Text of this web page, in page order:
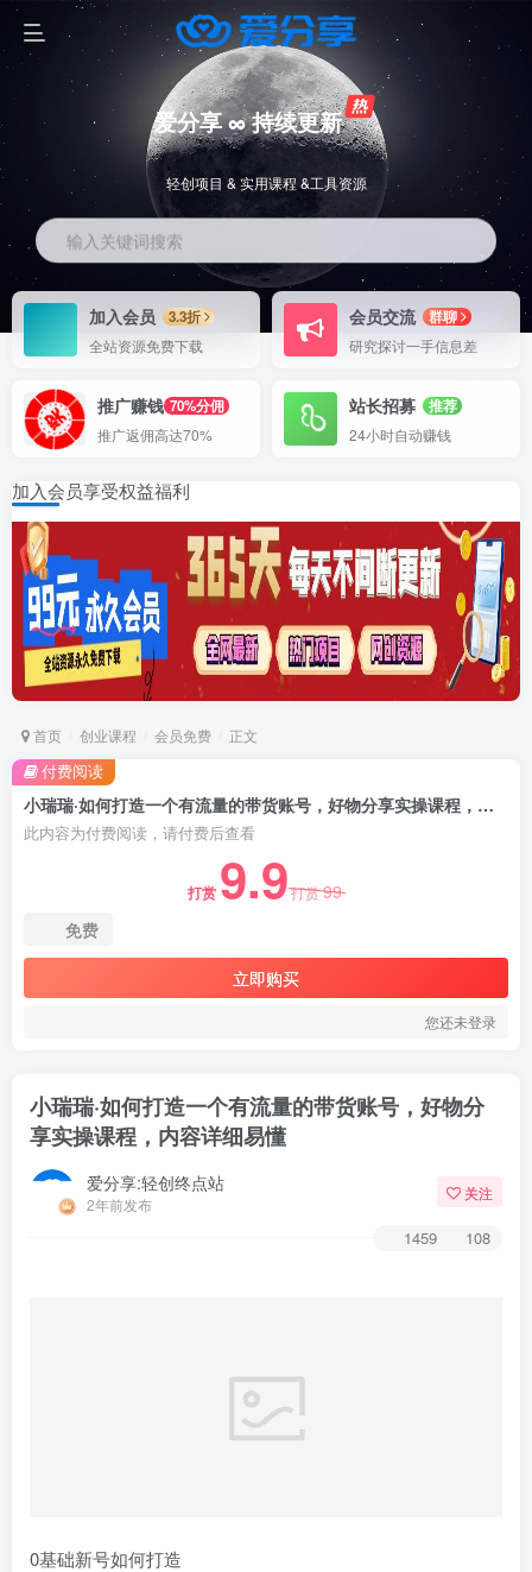
爱分享 ∞ 持续更新
轻创项目 & 实用课程 &工具资源
输入关键词搜索
加入会员
3.3折
全站资源免费下载
会员交流
群聊
研究探讨一手信息差
推广赚钱 70%分佣
推广返佣高达70%
站长招募
推荐
24小时自动赚钱
加入会员享受权益福利
首页 创业课程 会员免费 正文
小瑞瑞·如何打造一个有流量的带货账号，好物分享实操课程，内容详细易懂
此内容为付费阅读，请付费后查看
打赏 9.9打赏99
免费
立即购买
您还未登录
付费阅读
小瑞瑞·如何打造一个有流量的带货账号，好物分
享实操课程，内容详细易懂
爱分享:轻创终点站
2年前发布
关注
1459 108
0基础新号如何打造